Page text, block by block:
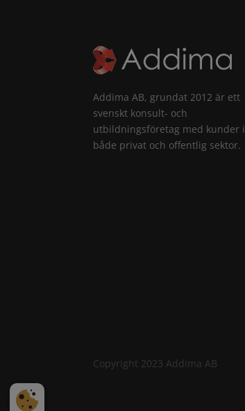
Addima AB, grundat 2012 är ett
svenskt konsult- och
utbildningsföretag med kunder i
både privat och offentlig sektor.
Copyright 2023 Addima AB